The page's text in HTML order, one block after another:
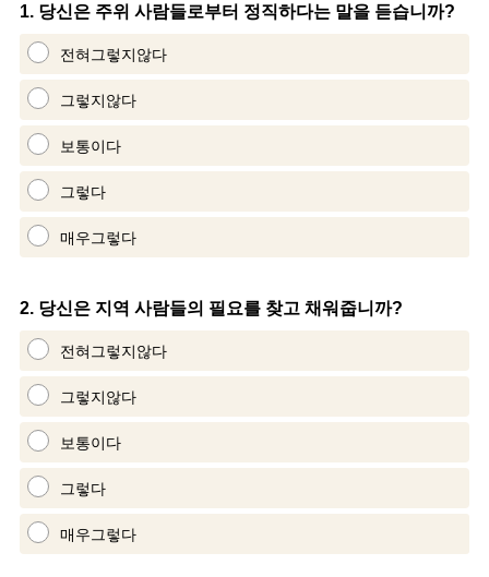
Question
Title
1. 당신은 주위 사람들로부터 정직하다는 말을 듣습니까?
전혀그렇지않다
그렇지않다
보통이다
그렇다
매우그렇다
Question
Title
2. 당신은 지역 사람들의 필요를 찾고 채워줍니까?
전혀그렇지않다
그렇지않다
보통이다
그렇다
매우그렇다